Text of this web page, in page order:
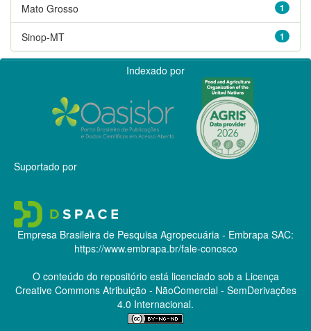
1
Mato Grosso
1
Sinop-MT
Indexado por
Suportado por
Empresa Brasileira de Pesquisa Agropecuária - Embrapa SAC:
https://www.embrapa.br/fale-conosco
O conteúdo do repositório está licenciado sob a Licença
Creative CommonsAtribuição - NãoComercial - SemDerivações
4.0 Internacional.